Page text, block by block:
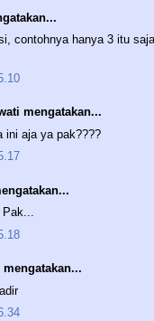
contohnya hanya 3 itu
mengatakan...
ini aja ya pak????
Pak...
mengatakan...